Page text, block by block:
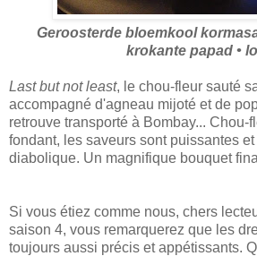
Geroosterde bloemkool
krokante papad •
Last but not least, le chou-fleur sauté
accompagné d'agneau mijoté et de
retrouve transporté à Bombay... Chou-
fondant, les saveurs sont puissantes
diabolique. Un magnifique bouquet
Si vous étiez comme nous, chers
saison 4, vous remarquerez que les
toujours aussi précis et appétissants.